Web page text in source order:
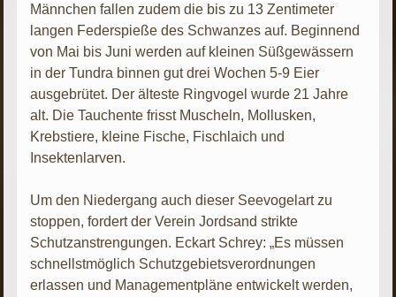
Männchen fallen zudem die bis zu 13 Zentimeter
langen Federspieße des Schwanzes auf. Beginnend
von Mai bis Juni werden auf kleinen Süßgewässern
in der Tundra binnen gut drei Wochen 5-9 Eier
ausgebrütet. Der älteste Ringvogel wurde 21 Jahre
alt. Die Tauchente frisst Muscheln, Mollusken,
Krebstiere, kleine Fische, Fischlaich und
Insektenlarven.
Um den Niedergang auch dieser Seevogelart zu
stoppen, fordert der Verein Jordsand strikte
Schutzanstrengungen. Eckart Schrey: „Es müssen
schnellstmöglich Schutzgebietsverordnungen
erlassen und Managementpläne entwickelt werden,